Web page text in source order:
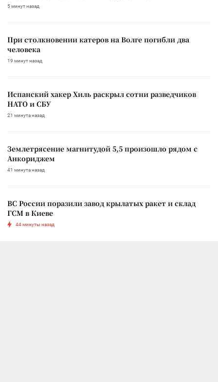
5 минут назад
При столкновении катеров на Волге погибли два
человека
19 минут назад
Испанский хакер Хиль раскрыл сотни разведчиков
НАТО и СБУ
21 минута назад
Землетрясение магнитудой 5,5 произошло рядом с
Анкориджем
41 минута назад
ВС России поразили завод крылатых ракет и склад
ГСМ в Киеве
44 минуты назад